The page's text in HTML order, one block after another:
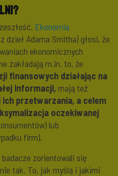
Ekonomia
dzieł Adama Smitha) głosi, że
ekonomicznych
zakładają m.in. to, że
finansowych działając na
informacji, mają też
przetwarzania, a celem
oczekiwanej
lub
firm).
badacze zorientowali się
tak. To, jak myślą i jakimi